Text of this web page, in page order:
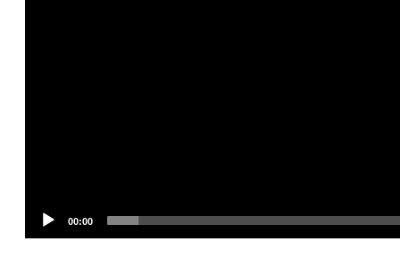
00:00